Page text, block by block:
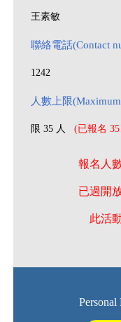
王素敏
聯絡電話(Contact
1242
人數上限
限 35 人 (已報名
報名人
已過開
此活
Personal